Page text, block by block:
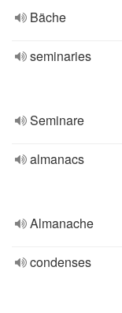
Bäche
seminaries
Seminare
almanacs
Almanache
condenses